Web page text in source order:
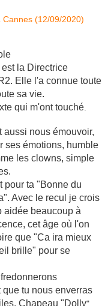
la Directrice
Elle l'a connue toute
sa vie.
qui m'ont touché
aussi nous émouvoir,
ses émotions, humble
les clowns, simple
pour ta "Bonne du
Avec le recul je crois
aidée beaucoup à
cet âge où l'on
que "Ca ira mieux
brille" pour se
que tu nous enverras
Chapeau "Dolly"